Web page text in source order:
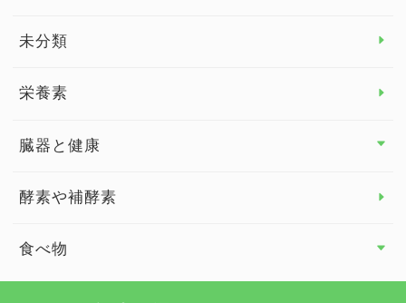
睡眠
未分類
栄養素
臓器と健康
臓器と健康 トップ
酵素や補酵素
食べ物